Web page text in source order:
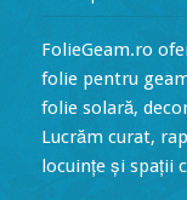
FolieGeam.ro
folie pentru
folie solară,
Lucrăm curat,
locuințe și spații